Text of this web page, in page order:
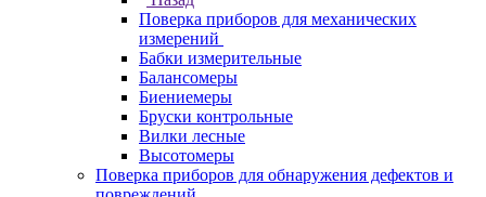
Поверка приборов для механических
измерений
Бабки измерительные
Балансомеры
Биениемеры
Бруски контрольные
Вилки лесные
Высотомеры
Поверка приборов для обнаружения дефектов и